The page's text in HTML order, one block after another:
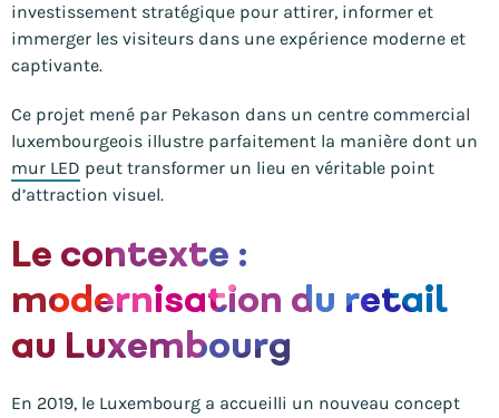
investissement stratégique pour attirer, informer et
immerger les visiteurs dans une expérience moderne et
captivante.
Ce projet mené par Pekason dans un centre commercial
luxembourgeois illustre parfaitement la manière dont un
mur LED peut transformer un lieu en véritable point
d’attraction visuel.
Le contexte :
modernisation du retail
au Luxembourg
En 2019, le Luxembourg a accueilli un nouveau concept